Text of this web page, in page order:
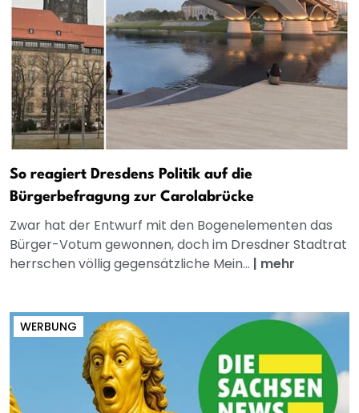
So reagiert Dresdens Politik auf die
Bürgerbefragung zur Carolabrücke
Zwar hat der Entwurf mit den Bogenelementen das
Bürger-Votum gewonnen, doch im Dresdner Stadtrat
herrschen völlig gegensätzliche Mein... | mehr
WERBUNG